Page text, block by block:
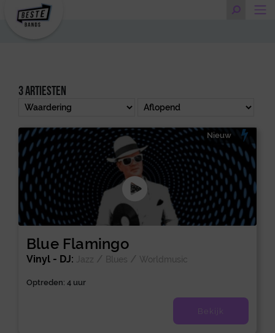
3 artiesten
Blue Flamingo
Nieuw
Vinyl - DJ: Jazz / Blues / Worldmusic
Optreden: 4 uur
Bekijk